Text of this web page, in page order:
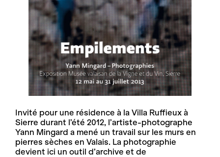
Invité pour une résidence à la Villa Ruffieux à
Sierre durant l’été 2012, l’artiste-photographe
Yann Mingard a mené un travail sur les murs en
pierres sèches en Valais. La photographie
devient ici un outil d’archive et de